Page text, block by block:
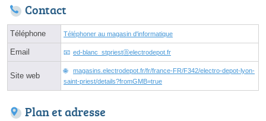
Contact
Téléphone Téléphoner au magasin d'informatique
Email ed-blanc_stpriestⓐelectrodepot.fr
Site web
magasins.electrodepot.fr/fr/france-FR/F342/electro-depot-lyon-
saint-priest/details?fromGMB=true
Plan et adresse